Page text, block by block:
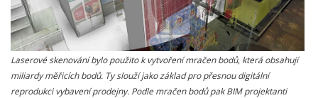
Laserové skenování bylo použito k vytvoření mračen bodů, která obsahují
miliardy měřicích bodů. Ty slouží jako základ pro přesnou digitální
reprodukci vybavení prodejny. Podle mračen bodů pak BIM projektanti